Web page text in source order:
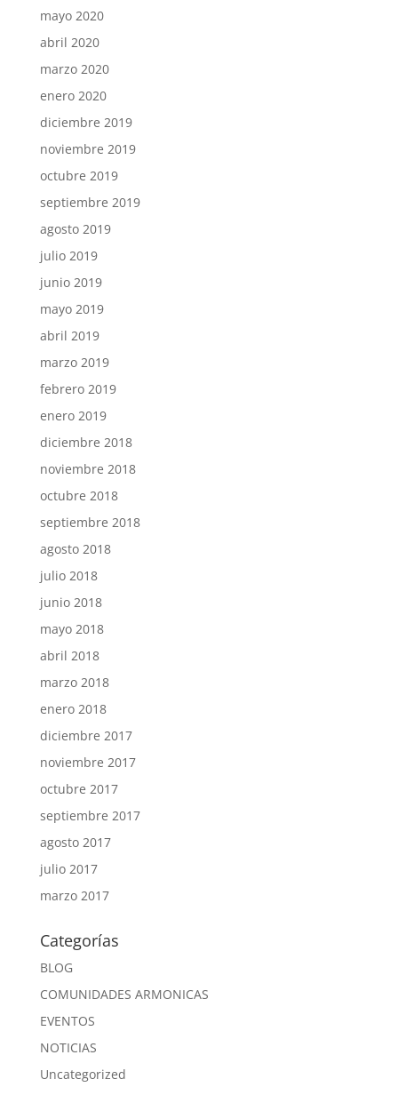
mayo 2020
abril 2020
marzo 2020
enero 2020
diciembre 2019
noviembre 2019
octubre 2019
septiembre 2019
agosto 2019
julio 2019
junio 2019
mayo 2019
abril 2019
marzo 2019
febrero 2019
enero 2019
diciembre 2018
noviembre 2018
octubre 2018
septiembre 2018
agosto 2018
julio 2018
junio 2018
mayo 2018
abril 2018
marzo 2018
enero 2018
diciembre 2017
noviembre 2017
octubre 2017
septiembre 2017
agosto 2017
julio 2017
marzo 2017
Categorías
BLOG
COMUNIDADES ARMONICAS
EVENTOS
NOTICIAS
Uncategorized